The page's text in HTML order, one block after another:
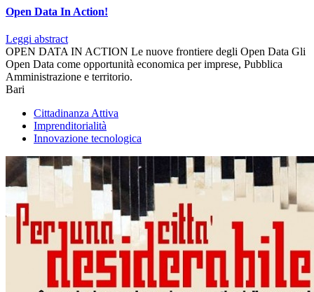
Open Data In Action!
Leggi abstract
OPEN DATA IN ACTION Le nuove frontiere degli Open Data Gli
Open Data come opportunità economica per imprese, Pubblica
Amministrazione e territorio.
Bari
Cittadinanza Attiva
Imprenditorialità
Innovazione tecnologica